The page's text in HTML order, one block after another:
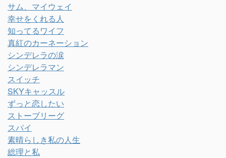
サム、マイウェイ
幸せをくれる人
知ってるワイフ
真紅のカーネーション
シンデレラの涙
シンデレラマン
スイッチ
SKYキャッスル
ずっと恋したい
ストーブリーグ
スパイ
素晴らしき私の人生
総理と私